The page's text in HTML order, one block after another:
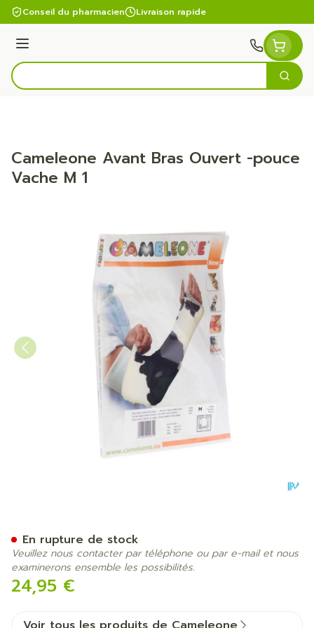
Aller au contenu
Conseil du pharmacien Livraison rapide
Menu
Rechercher
Cameleone Avant Bras Ouvert -pouce
Vache M 1
24,95 €
En rupture de stock
Veuillez nous contacter par téléphone ou par e-mail et nous
examinerons ensemble les possibilités.